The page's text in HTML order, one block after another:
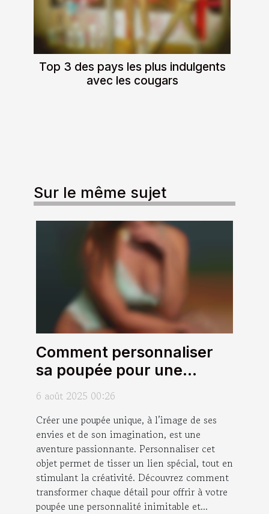
Top 3 des pays les plus indulgents
avec les cougars
Sur le même sujet
Comment personnaliser
sa poupée pour une
expérience unique ?
6 août 2025 00:26
Créer une poupée unique, à l’image de ses
envies et de son imagination, est une
aventure passionnante. Personnaliser cet
objet permet de tisser un lien spécial, tout en
stimulant la créativité. Découvrez comment
transformer chaque détail pour offrir à votre
poupée une personnalité inimitable et...